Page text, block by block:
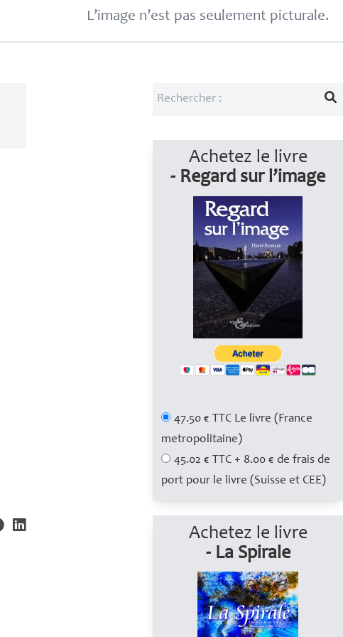
L’image n’est pas seulement picturale.
Achetez le livre
- Regard sur l’image
47.50 € TTC Le livre (France
metropolitaine)
45.02 € TTC + 8.00 € de frais de
port pour le livre (Suisse et CEE)
Achetez le livre
- La Spirale